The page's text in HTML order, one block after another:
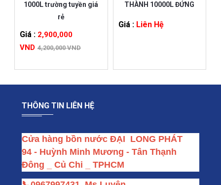
1000L trường tuyền giá
rẻ
Giá : 2,900,000
VND 4,200,000 VND
THÀNH 10000L ĐỨNG
Giá :Liên Hệ
THÔNG TIN LIÊN HỆ
Cửa hàng bồn nước ĐẠI  LONG PHÁT
94 - Huỳnh Minh Mương - Tân Thạnh
Đông _ Củ Chi _ TPHCM